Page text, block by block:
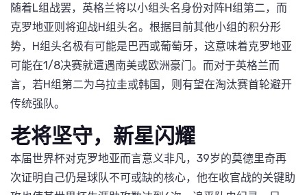
随着L组战罢，英格兰将以小组头名身份对阵H组第二，而
克罗地亚则将迎战H组头名。根据目前其他小组的积分形
势，H组头名极有可能是巴西或葡萄牙，这意味着克罗地亚
可能在1/8决赛就遭遇南美或欧洲豪门。而对于英格兰而
言，若H组第二为乌拉圭或韩国，则有望在淘汰赛首轮避开
传统强队。
老将坚守，新星闪耀
本届世界杯对克罗地亚而言意义非凡，39岁的莫德里奇再
次证明自己仍是球队不可或缺的核心，他在收官战的关键助